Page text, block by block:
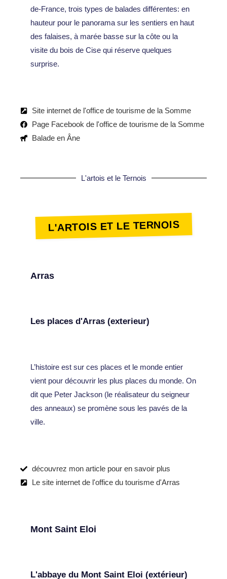
de-France, trois types de balades différentes: en
hauteur pour le panorama sur les sentiers en haut
des falaises, à marée basse sur la côte ou la
visite du bois de Cise qui réserve quelques
surprise.
Site internet de l'office de tourisme de la Somme
Page Facebook de l'office de tourisme de la Somme
Balade en Âne
L'artois et le Ternois
L'ARTOIS ET LE TERNOIS
Arras
Les places d'Arras (exterieur)
L’histoire est sur ces places et le monde entier
vient pour découvrir les plus places du monde. On
dit que Peter Jackson (le réalisateur du seigneur
des anneaux) se promène sous les pavés de la
ville.
découvrez mon article pour en savoir plus
Le site internet de l'office du tourisme d'Arras
Mont Saint Eloi
L'abbaye du Mont Saint Eloi (extérieur)